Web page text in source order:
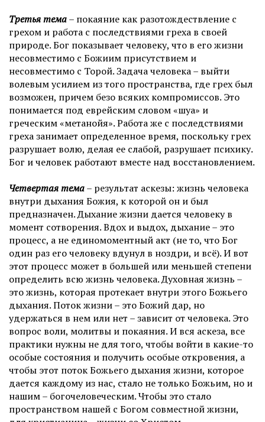
Третья тема– покаяние как разотождествление с
грехом и работа с последствиями греха в своей
природе. Бог показывает человеку, что в его жизни
несовместимо с Божиим присутствием и
несовместимо с Торой. Задача человека – выйти
волевым усилием из того пространства, где грех был
возможен, причем безо всяких компромиссов. Это
понимается под еврейским словом «шуа» и
греческим «метанойя». Работа же с последствиями
греха занимает определенное время, поскольку грех
разрушает волю, делая ее слабой, разрушает психику.
Бог и человек работают вместе над восстановлением.
Четвертая тема– результат аскезы: жизнь человека
внутри дыхания Божия, к которой он и был
предназначен. Дыхание жизни дается человеку в
момент сотворения. Вдох и выдох, дыхание – это
процесс, а не единомоментный акт (не то, что Бог
один раз его человеку вдунул в ноздри, и всё). И вот
этот процесс может в большей или меньшей степени
определить всю жизнь человека. Духовная жизнь –
это жизнь, которая протекает внутри этого Божьего
дыхания. Поток жизни – это Божий дар, но
удержаться в нем или нет – зависит от человека. Это
вопрос воли, молитвы и покаяния. И вся аскеза, все
практики нужны не для того, чтобы войти в какие-то
особые состояния и получить особые откровения, а
чтобы этот поток Божьего дыхания жизни, которое
дается каждому из нас, стало не только Божьим, но и
нашим – богочеловеческим. Чтобы это стало
пространством нашей с Богом совместной жизни,